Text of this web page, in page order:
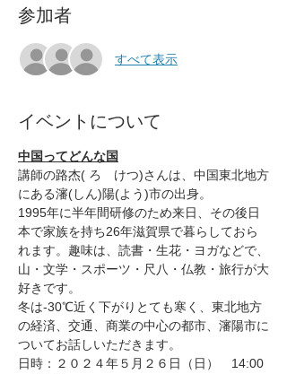
参加者
すべて表示
イベントについて
中国ってどんな国
講師の路杰( ろ　けつ)さんは、中国東北地方
にある瀋(しん)陽(よう)市の出身。
1995年に半年間研修のため来日、その後日
本で家族を持ち26年滋賀県で暮らしておら
れます。趣味は、読書・生花・ヨガなどで、
山・文学・スポーツ・尺八・仏教・旅行が大
好きです。
冬は-30℃近く下がりとても寒く、東北地方
の経済、交通、商業の中心の都市、瀋陽市に
ついてお話しいただきます。
日時：２０２４年５月２６日（日）　14:00